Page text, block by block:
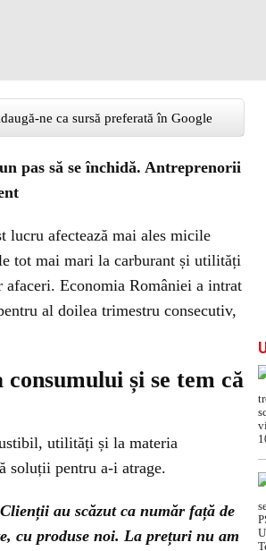
ne ca sursă preferată în Google
pas să se închidă. Antreprenorii
lucru afectează mai ales micile
tot mai mari la carburant și utilități
afaceri. Economia României a intrat
al doilea trimestru consecutiv,
și se tem că
utilități și la materia
soluții pentru a-i atrage.
au scăzut ca număr față de
cu produse noi. La prețuri nu am